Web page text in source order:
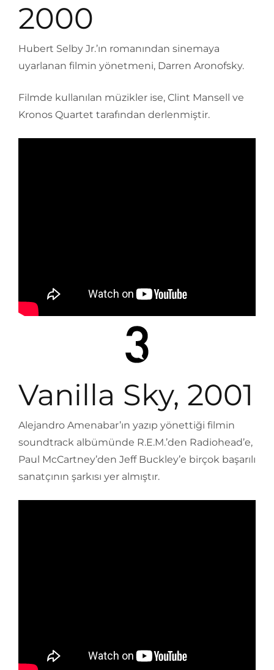
2000
Hubert Selby Jr.’ın romanından sinemaya
uyarlanan filmin yönetmeni, Darren Aronofsky.
Filmde kullanılan müzikler ise, Clint Mansell ve
Kronos Quartet tarafından derlenmiştir.
Vanilla Sky, 2001
Alejandro Amenabar’ın yazıp yönettiği filmin
soundtrack albümünde R.E.M.’den Radiohead’e,
Paul McCartney’den Jeff Buckley’e birçok başarılı
sanatçının şarkısı yer almıştır.